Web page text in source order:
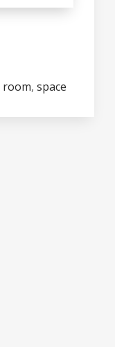
room, space